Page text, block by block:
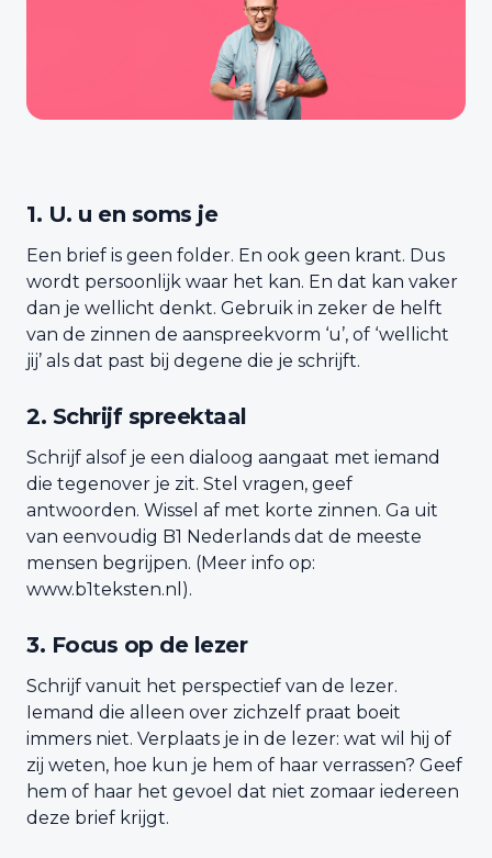
1. U. u en soms je
Een brief is geen folder. En ook geen krant. Dus
wordt persoonlijk waar het kan. En dat kan vaker
dan je wellicht denkt. Gebruik in zeker de helft
van de zinnen de aanspreekvorm ‘u’, of ‘wellicht
jij’ als dat past bij degene die je schrijft.
2. Schrijf spreektaal
Schrijf alsof je een dialoog aangaat met iemand
die tegenover je zit. Stel vragen, geef
antwoorden. Wissel af met korte zinnen. Ga uit
van eenvoudig B1 Nederlands dat de meeste
mensen begrijpen. (Meer info op:
www.b1teksten.nl).
3. Focus op de lezer
Schrijf vanuit het perspectief van de lezer.
Iemand die alleen over zichzelf praat boeit
immers niet. Verplaats je in de lezer: wat wil hij of
zij weten, hoe kun je hem of haar verrassen? Geef
hem of haar het gevoel dat niet zomaar iedereen
deze brief krijgt.